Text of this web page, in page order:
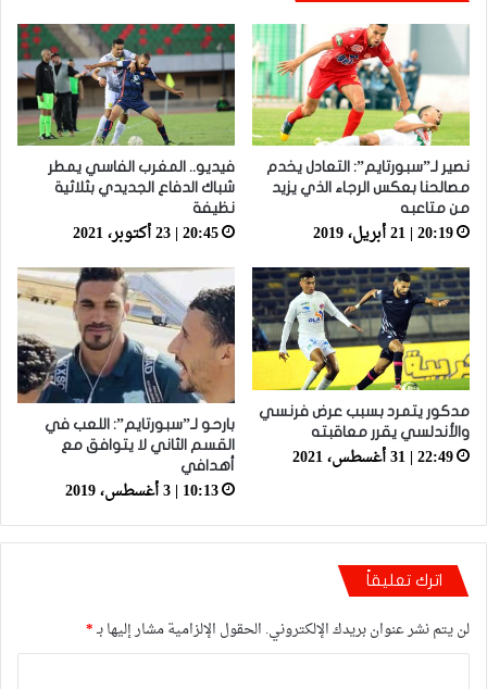
نصير لـ”سبورتايم”: التعادل يخدم
مصالحنا بعكس الرجاء الذي يزيد
من متاعبه
20:19 | 21 أبريل، 2019
فيديو.. المغرب الفاسي يمطر
شباك الدفاع الجديدي بثلاثية
نظيفة
20:45 | 23 أكتوبر، 2021
مدكور يتمرد بسبب عرض فرنسي
والأندلسي يقرر معاقبته
22:49 | 31 أغسطس، 2021
بارحو لـ”سبورتايم”: اللعب في
القسم الثاني لا يتوافق مع
أهدافي
10:13 | 3 أغسطس، 2019
اترك تعليقاً
لن يتم نشر عنوان بريدك الإلكتروني. الحقول الإلزامية مشار إليها بـ*